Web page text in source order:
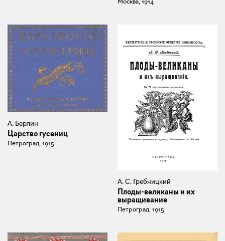
А. Берлин
Царство гусениц
Петроград, 1915
А. С. Гребницкий
Плоды-великаны и их
выращивание
Петроград, 1915